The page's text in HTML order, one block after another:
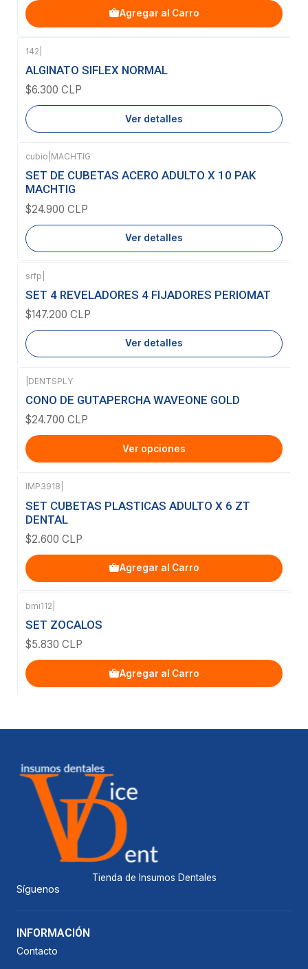
Agregar al Carro
Agotado
142
ALGINATO SIFLEX NORMAL
$6.300 CLP
Ver detalles
Agotado
cubio MACHTIG
SET DE CUBETAS ACERO ADULTO X 10 PAK
MACHTIG
$24.900 CLP
Ver detalles
Agotado
srfp
SET 4 REVELADORES 4 FIJADORES PERIOMAT
$147.200 CLP
Ver detalles
DENTSPLY
CONO DE GUTAPERCHA WAVEONE GOLD
$24.700 CLP
Ver opciones
IMP3918
SET CUBETAS PLASTICAS ADULTO X 6 ZT
DENTAL
$2.600 CLP
Agregar al Carro
bmi112
SET ZOCALOS
$5.830 CLP
Agregar al Carro
Tienda de Insumos Dentales
Síguenos
INFORMACIÓN
Contacto